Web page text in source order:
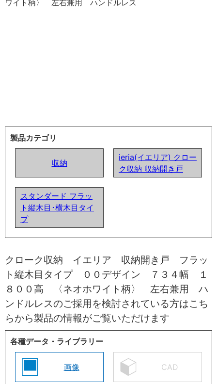
製品カテゴリ
収納
ieria(イエリア) クロー
ク収納 収納開き戸
スタンダード フラッ
ト縦木目･横木目タイ
プ
クローク収納 イエリア 収納開き戸 フラッ
ト縦木目タイプ ００デザイン ７３４幅 １
８００高 〈ネオホワイト柄〉 左右兼用 ハ
ンドルレスのご採用を検討されている方はこち
らから製品の情報がご覧いただけます
各種データ・ライブラリー
画像 CAD